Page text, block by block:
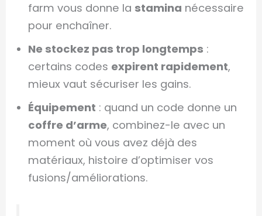
farm vous donne la stamina nécessaire
pour enchaîner.
Ne stockez pas trop longtemps :
certains codes expirent rapidement,
mieux vaut sécuriser les gains.
Équipement : quand un code donne un
coffre d’arme, combinez-le avec un
moment où vous avez déjà des
matériaux, histoire d’optimiser vos
fusions/améliorations.